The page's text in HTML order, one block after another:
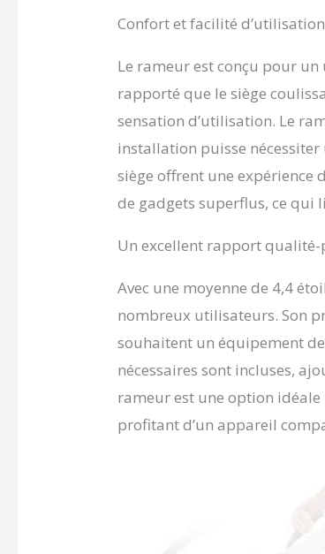
Confort et facilité d’utilisation
Le rameur est conçu pour
rapporté que le siège
sensation d’utilisation. Le
installation puisse nécessiter
siège offrent une expérience
de gadgets superflus, ce qui
Un excellent rapport
Avec une moyenne de 4,4
nombreux utilisateurs. Son
souhaitent un équipement
nécessaires sont incluses,
rameur est une option
profitant d’un appareil